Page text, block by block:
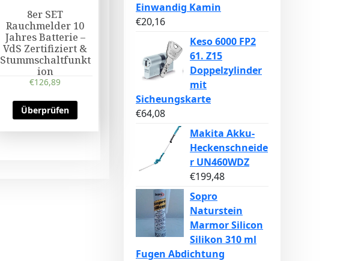
8er SET
Rauchmelder 10
Jahres Batterie –
VdS Zertifiziert &
Stummschaltfunkt
ion
€126,89
Überprüfen
Einwandig Kamin
€20,16
Keso 6000 FP2
61. Z15
Doppelzylinder
mit
Sicheungskarte
€64,08
Makita Akku-
Heckenschneide
r UN460WDZ
€199,48
Sopro
Naturstein
Marmor Silicon
Silikon 310 ml
Fugen Abdichtung